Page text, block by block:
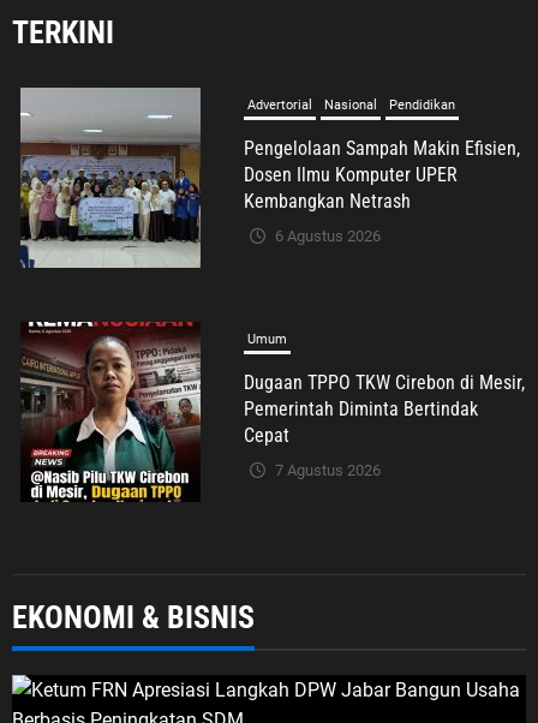
TERKINI
Umum
Dugaan TPPO TKW Cirebon di Mesir,
Umum
Darsum Apresiasi Kepedulian
EKONOMI & BISNIS